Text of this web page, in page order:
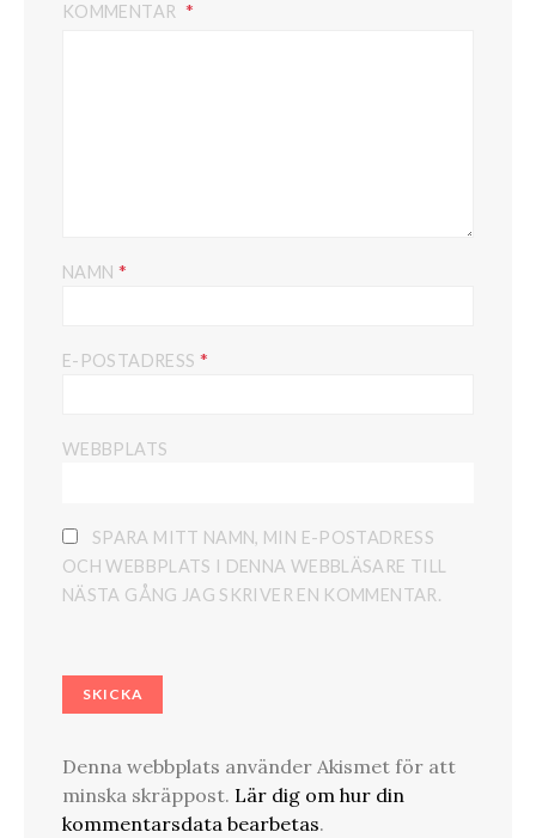
KOMMENTAR
NAMN *
E-POSTADRESS *
WEBBPLATS
SPARA MITT NAMN, MIN E-POSTADRESS
OCH WEBBPLATS I DENNA WEBBLÄSARE TILL
NÄSTA GÅNG JAG SKRIVER EN KOMMENTAR.
Denna webbplats använder Akismet för att
minska skräppost. Lär dig om hur din
kommentarsdata bearbetas.